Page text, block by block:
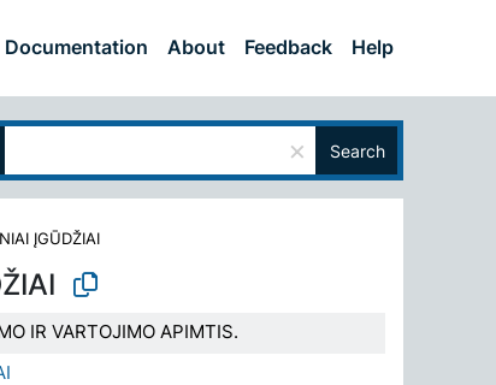
Documentation About Feedback Help
× Search
ĮGŪDŽIAI
IR VARTOJIMO APIMTIS.